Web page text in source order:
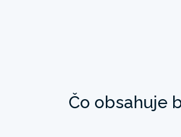
Čo obsahuje